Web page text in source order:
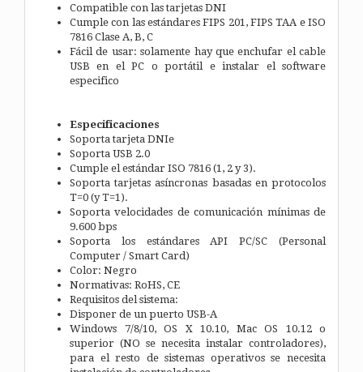
Compatible con las tarjetas DNI
Cumple con las estándares FIPS 201, FIPS TAA e ISO
7816 Clase A, B, C
Fácil de usar: solamente hay que enchufar el cable
USB en el PC o portátil e instalar el software
especifico
Especificaciones
Soporta tarjeta DNIe
Soporta USB 2.0
Cumple el estándar ISO 7816 (1, 2 y 3).
Soporta tarjetas asíncronas basadas en protocolos
T=0 (y T=1).
Soporta velocidades de comunicación mínimas de
9.600 bps
Soporta los estándares API PC/SC (Personal
Computer / Smart Card)
Color: Negro
Normativas: RoHS, CE
Requisitos del sistema:
Disponer de un puerto USB-A
Windows 7/8/10, OS X 10.10, Mac OS 10.12 o
superior (NO se necesita instalar controladores),
para el resto de sistemas operativos se necesita